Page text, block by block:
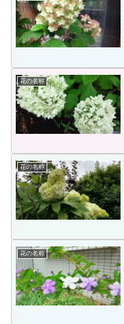
花の名称
花の名称
花の名称